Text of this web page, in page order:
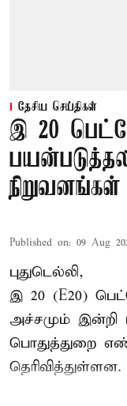
தேசிய செய்திகள்
இ 20
நிறுவனங்கள்
Published on: 09 Aug
புதுடெல்லி,
இ 20 (E20)
அச்சமும் இன்றி
பொதுத்துறை
தெரிவித்துள்ளன.